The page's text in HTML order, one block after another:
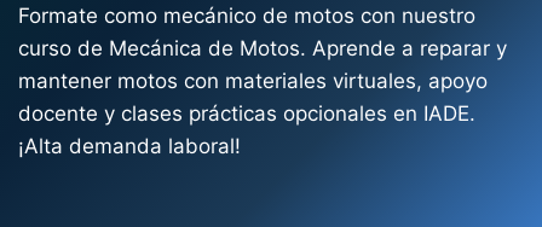
Formate como mecánico de motos con nuestro
curso de Mecánica de Motos. Aprende a reparar y
mantener motos con materiales virtuales, apoyo
docente y clases prácticas opcionales en IADE.
¡Alta demanda laboral!